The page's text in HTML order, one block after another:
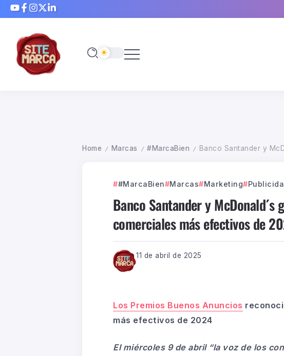
Home / Marcas / #MarcaBien / Banco Santander y
#MarcaBien Marcas Marketing
Banco Santander y
comerciales más efectivos de
11 de abril de 2025
Los Premios Buenos Anuncios
más efectivos de 2024
El miércoles 9 de abril “la voz de los